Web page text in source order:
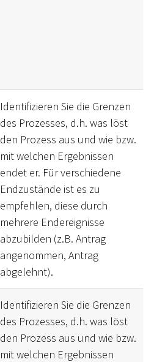
Identifizieren Sie die Grenzen
des Prozesses, d.h. was löst
den Prozess aus und wie bzw.
mit welchen Ergebnissen
endet er. Für verschiedene
Endzustände ist es zu
empfehlen, diese durch
mehrere Endereignisse
abzubilden (z.B. Antrag
angenommen, Antrag
abgelehnt).
Identifizieren Sie die Grenzen
des Prozesses, d.h. was löst
den Prozess aus und wie bzw.
mit welchen Ergebnissen